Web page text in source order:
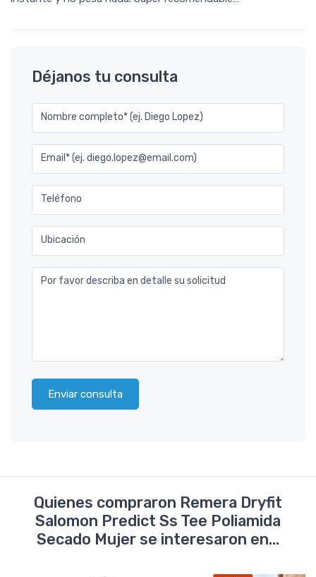
Déjanos tu consulta
Nombre completo* (ej. Diego Lopez)
Email* (ej. diego.lopez@email.com)
Teléfono
Ubicación
Por favor describa en detalle su solicitud
Enviar consulta
Quienes compraron Remera Dryfit
Salomon Predict Ss Tee Poliamida
Secado Mujer se interesaron en...